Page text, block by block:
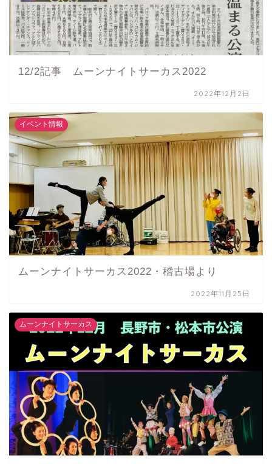
12/2記事 ムーンナイトサーカス2022
2022年12月2日
イベント情報
ムーンナイトサーカス2022・稽古場より
2022年11月25日
ムーンナイトサーカス